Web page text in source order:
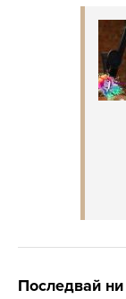
Последвай